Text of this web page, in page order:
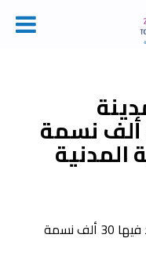
البئرالجديد فيها 30 ألف نسمة